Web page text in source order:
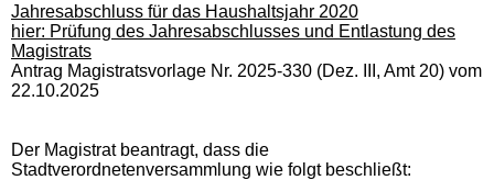
Jahresabschluss für das Haushaltsjahr 2020
hier: Prüfung des Jahresabschlusses und Entlastung des
Magistrats
Antrag Magistratsvorlage Nr. 2025-330 (Dez. III, Amt 20) vom
22.10.2025
Der Magistrat beantragt, dass die
Stadtverordnetenversammlung wie folgt beschließt: